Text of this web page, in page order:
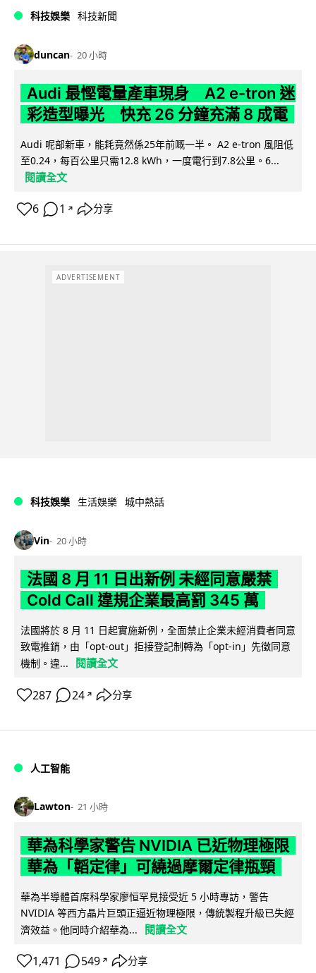
科技娛樂 科技新聞
duncan 20 小時
Audi 最慳電量產車現身 A2 e-tron 迷
彩造型曝光 快充 26 分鐘充滿 8 成電
Audi 呢部新車，能耗竟然係25年前嘅一半。 A2 e-tron 風阻低
至0.24，每百公里只需12.8 kWh，一度電行到7.8公里。6...
閱讀全文
6 1 ↗ 分享
ADVERTISEMENT
科技娛樂 生活娛樂 城中熱話
Vin 20 小時
法國 8 月 11 日出新例 未經同意嚴禁
Cold Call 違規企業最高罰 345 萬
法國將於 8 月 11 日起實施新例，全面禁止企業未經消費者同意
致電推銷，由「opt-out」拒接登記制轉為「opt-in」先徵同意
機制。違...
閱讀全文
287 24 ↗ 分享
人工智能
Lawton 21 小時
華為科學家警告 NVIDIA 已近物理極限
華為「韜定律」可繞過摩爾定律瓶頸
華為半導體首席科學家廖恒罕見接受近 5 小時專訪，警告
NVIDIA 等西方晶片巨頭正逼近物理極限，傳統製程升級已失經
濟效益。他同時介紹華為...
閱讀全文
1,471 549 ↗ 分享